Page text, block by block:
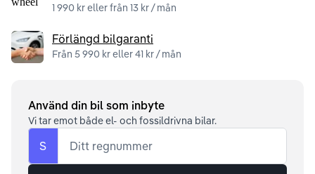
1 990 kr eller från 13 kr / mån
Förlängd bilgaranti
Från 5 990 kr eller 41 kr / mån
Använd din bil som inbyte
Vi tar emot både el- och fossildrivna bilar.
S Ditt regnummer